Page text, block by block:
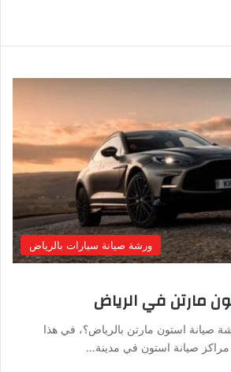
ورشة صيانة سيارات بالرياض
مارتن في الرياض
استون مارتن بالرياض؟، في هذا
مراكز صيانة استون في مدينة…